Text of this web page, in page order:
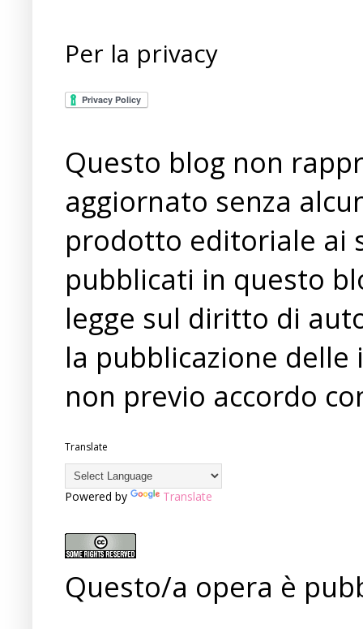
Per la privacy
Questo blog non
aggiornato senza
prodotto editoriale ai
pubblicati in questo
legge sul diritto di
la pubblicazione
non previo accordo
Translate
Powered by Translate
Questo/a opera è